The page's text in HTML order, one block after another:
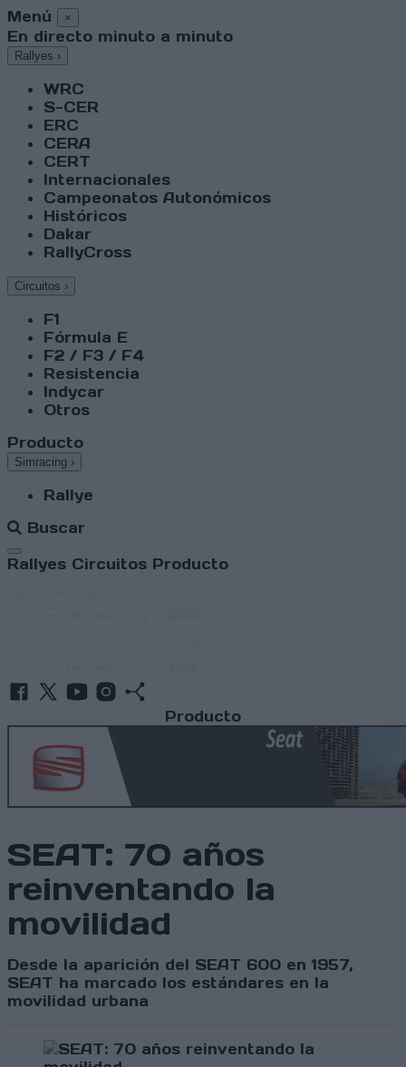
Menú ×
En directo minuto a minuto
Rallyes ›
WRC
S-CER
ERC
CERA
CERT
Internacionales
Campeonatos Autonómicos
Históricos
Dakar
RallyCross
Circuitos ›
F1
Fórmula E
F2 / F3 / F4
Resistencia
Indycar
Otros
Producto
Simracing ›
Rallye
Buscar
Abrir menú
Rallyes Circuitos Producto
Producto
SEAT: 70 años
reinventando la
movilidad
Desde la aparición del SEAT 600 en 1957,
SEAT ha marcado los estándares en la
movilidad urbana